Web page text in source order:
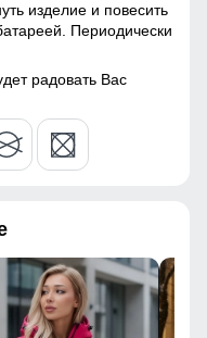
движения,
и в поездках на
63
40
стеганная
изделие и повесить
Периодически
радовать Вас